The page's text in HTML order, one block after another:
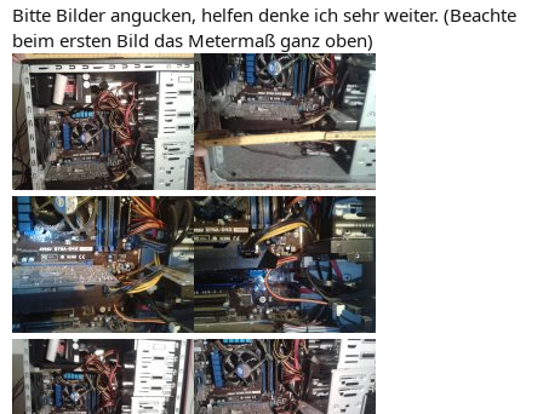
Bitte Bilder angucken, helfen denke ich sehr weiter. (Beachte
beim ersten Bild das Metermaß ganz oben)